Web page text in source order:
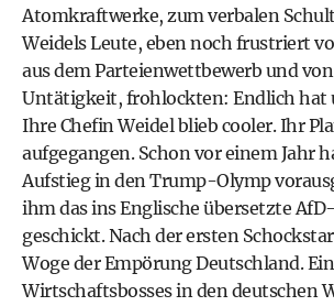
Atomkraftwerke, zum verbalen
Weidels Leute, eben noch frustriert
aus dem Parteienwettbewerb und
Untätigkeit, frohlockten: Endlich hat
Ihre Chefin Weidel blieb cooler. Ihr
aufgegangen. Schon vor einem Jahr
Aufstieg in den Trump-Olymp
ihm das ins Englische übersetzte
geschickt. Nach der ersten
Woge der Empörung Deutschland.
Wirtschaftsbosses in den deutschen